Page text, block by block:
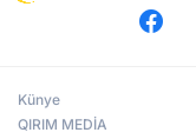
Künye
QIRIM MEDİA